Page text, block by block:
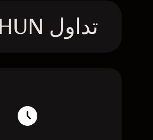
تداول Huntsman - HUN عقد الفروقات